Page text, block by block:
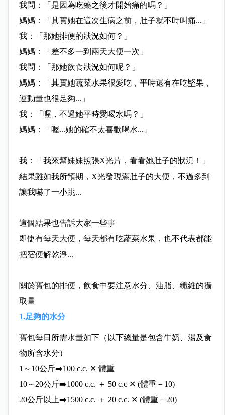
我問：「是因為吃藥之後才開始痛的嗎？」
媽媽：「其實她在這次生病之前，肚子就不時叫痛...」
我：「那她排便的狀況如何？」
媽媽：「差不多一到兩天大便一次」
我問：「那她飲食狀況如何呢？」
媽媽：「其實她蔬菜水果很愛吃，平時還有在吃堅果，
運動量也很足夠...」
我：「喔，不過她平時愛喝水嗎？」
媽媽：「喔...她的確不太喜歡喝水...」
我：「我來幫妹妹照張X光片，看看她肚子的狀況！」
結果雖如我所預期，X光發現滿肚子的大便，不過多到
讓我嚇了一小跳...
這個結果也告訴大家一些事
即使有每天大便，每天都有吃蔬菜水果，也不代表都能
把宿便解乾淨...
關於寶包的排便，飲食中要注意水分、油脂、纖維的攝
取量
1.足夠的水分
寶包每日所需水量如下（以下總量是包含牛奶 、湯及食
物所含水分）
1～10公斤➡️100 c.c. ✕ 體重
10～20公斤➡️1000 c.c. ＋ 50 c.c ✕ (體重－10)
20公斤以上➡️1500 c.c. ＋ 20 c.c. ✕ (體重－20)